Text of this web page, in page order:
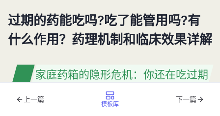
过期的药能吃吗?吃了能管用吗?有
什么作用？药理机制和临床效果详解
家庭药箱的隐形危机：你还在吃过期
药吗？
上一篇
模板库
下一篇